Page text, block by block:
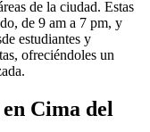
de la ciudad. Estas
de 9 am a 7 pm, y
estudiantes y
ofreciéndoles un
Cima del